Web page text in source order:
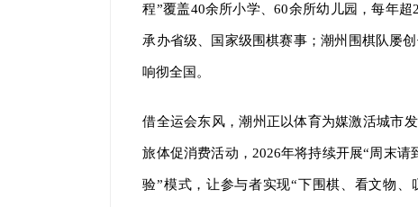
程”覆盖40余所小学、60余所幼儿园，每年
承办省级、国家级围棋赛事；潮州围棋队屡
响彻全国。
借全运会东风，潮州正以体育为媒激活城市
旅体促消费活动，2026年将持续开展“周末
验”模式，让参与者实现“下围棋、看文物